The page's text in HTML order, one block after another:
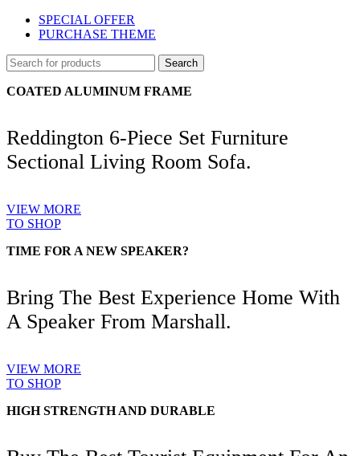
SPECIAL OFFER
PURCHASE THEME
Search
COATED ALUMINUM FRAME
Reddington 6-Piece Set Furniture
Sectional Living Room Sofa.
VIEW MORE
TO SHOP
TIME FOR A NEW SPEAKER?
Bring The Best Experience Home With
A Speaker From Marshall.
VIEW MORE
TO SHOP
HIGH STRENGTH AND DURABLE